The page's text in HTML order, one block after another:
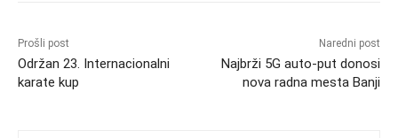
Prošli post
Održan 23. Internacionalni
karate kup
Naredni post
Najbrži 5G auto-put donosi
nova radna mesta Banji